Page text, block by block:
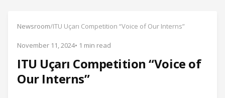
Newsroom/ITU Uçarı Competition “Voice of Our Interns”
November 11, 2024• 1 min read
ITU Uçarı Competition “Voice of
Our Interns”